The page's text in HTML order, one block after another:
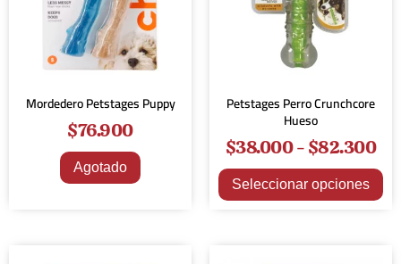
Mordedero Petstages Puppy
$76.900
Agotado
Petstages Perro Crunchcore
Hueso
$38.000-$82.300
Seleccionar opciones